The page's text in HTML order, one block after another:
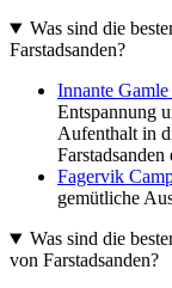
Was sind die
Farstadsanden?
Innante
Entspannung
Aufenthalt in
Farstadsanden
Fagervik
gemütliche
Was sind die
von Farstadsanden?